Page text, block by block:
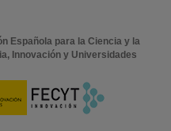
Española para la Ciencia y la
Innovación y Universidades